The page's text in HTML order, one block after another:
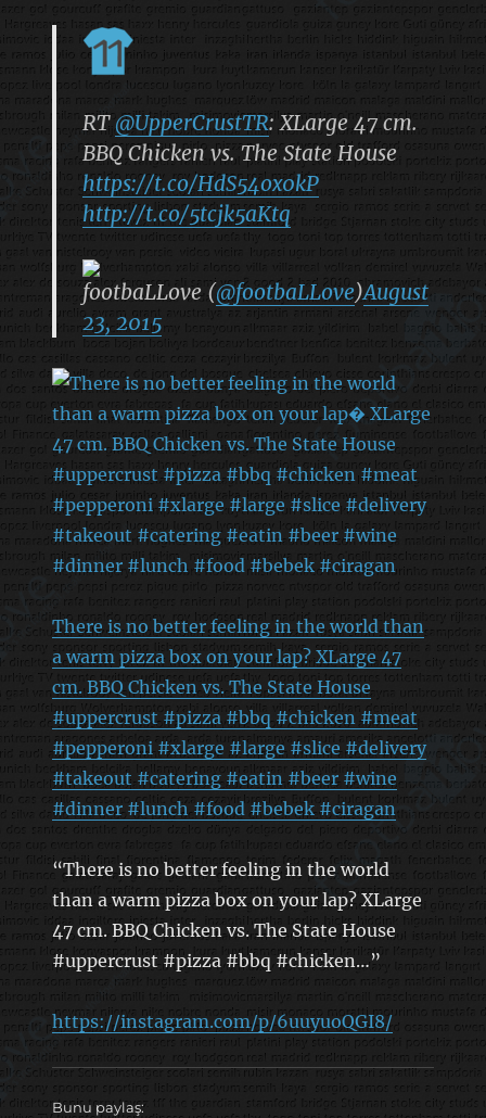
RT@UpperCrustTR: XLarge 47 cm.
BBQ Chicken vs. The State House
https://t.co/HdS54ox0kP
http://t.co/5tcjk5aKtq
footbaLLove (@footbaLLove)August
23, 2015
There is no better feeling in the world than
a warm pizza box on your lap? XLarge 47
cm. BBQ Chicken vs. The State House
#uppercrust #pizza #bbq #chicken #meat
#pepperoni #xlarge #large #slice #delivery
#takeout #catering #eatin #beer #wine
#dinner #lunch #food #bebek #ciragan
“There is no better feeling in the world
than a warm pizza box on your lap? XLarge
47 cm. BBQ Chicken vs. The State House
#uppercrust #pizza #bbq #chicken…”
https://instagram.com/p/6uuyuoQGI8/
Bunu paylaş: